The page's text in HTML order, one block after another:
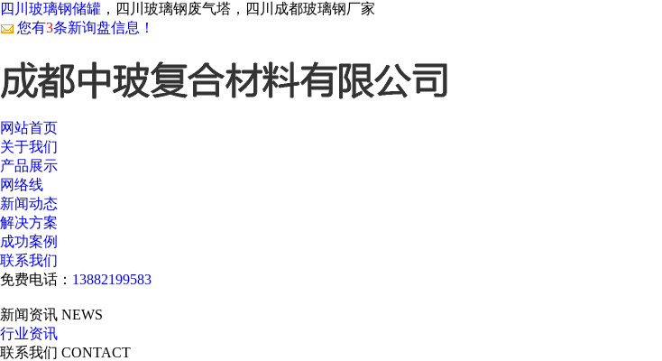
四川玻璃钢储罐 ，四川玻璃钢废气塔，四川成都玻璃钢厂家
您有3条新询盘信息！
网站首页
关于我们
产品展示
网络线
新闻动态
解决方案
成功案例
联系我们
免费电话： 13882199583
新闻资讯 NEWS
行业资讯
联系我们 CONTACT